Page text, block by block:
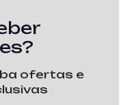
ofertas e